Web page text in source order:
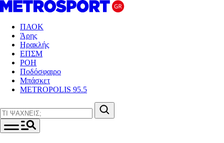
ΠΑΟΚ
Άρης
Ηρακλής
ΕΠΣΜ
ΡΟΗ
Ποδόσφαιρο
Μπάσκετ
METROPOLIS 95.5